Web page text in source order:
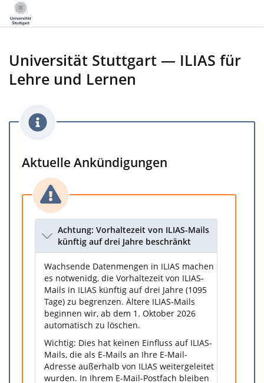
Universität Stuttgart — ILIAS für
Lehre und Lernen
Aktuelle Ankündigungen
Achtung: Vorhaltezeit von ILIAS-Mails
künftig auf drei Jahre beschränkt
Wachsende Datenmengen in ILIAS machen
es notwenidg, die Vorhaltezeit von ILIAS-
Mails in ILIAS künftig auf drei Jahre (1095
Tage) zu begrenzen. Ältere ILIAS-Mails
beginnen wir, ab dem 1. Oktober 2026
automatisch zu löschen.
Wichtig: Dies hat keinen Einfluss auf ILIAS-
Mails, die als E-Mails an Ihre E-Mail-
Adresse außerhalb von ILIAS weitergeleitet
wurden. In Ihrem E-Mail-Postfach bleiben